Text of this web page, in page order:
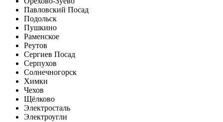
Павловский Посад
Подольск
Пушкино
Раменское
Реутов
Сергиев Посад
Серпухов
Солнечногорск
Химки
Чехов
Щёлково
Электросталь
Электроугли